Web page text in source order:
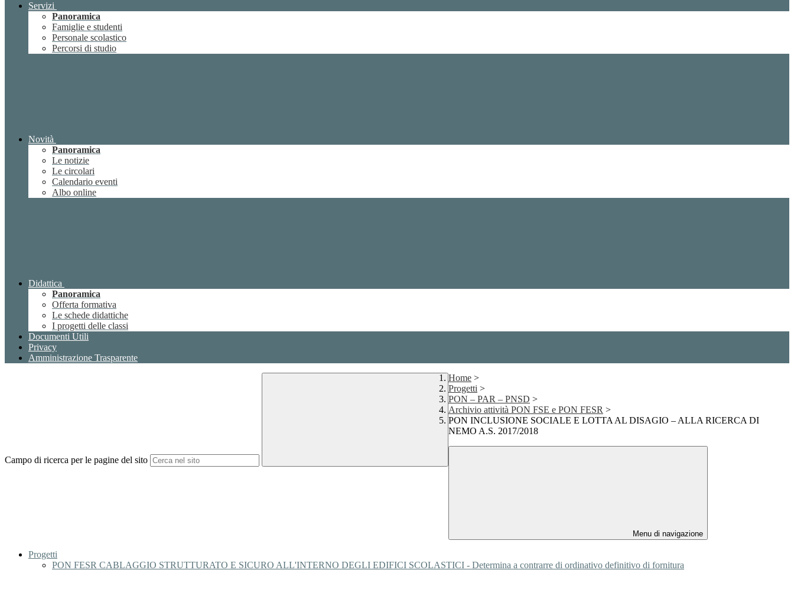
Servizi
Panoramica
Famiglie e studenti
Personale scolastico
Percorsi di studio
Novità
Panoramica
Le notizie
Le circolari
Calendario eventi
Albo online
Didattica
Panoramica
Offerta formativa
Le schede didattiche
I progetti delle classi
Documenti Utili
Privacy
Amministrazione Trasparente
Campo di ricerca per le pagine del sito
Home >
Progetti >
PON – PAR – PNSD >
Archivio attività PON FSE e PON FESR >
PON INCLUSIONE SOCIALE E LOTTA AL DISAGIO – ALLA RICERCA DI
NEMO A.S. 2017/2018
Menu di navigazione
Progetti
PON FESR CABLAGGIO STRUTTURATO E SICURO ALL'INTERNO DEGLI EDIFICI SCOLASTICI - Determina a contrarre di ordinativo definitivo di fornitura